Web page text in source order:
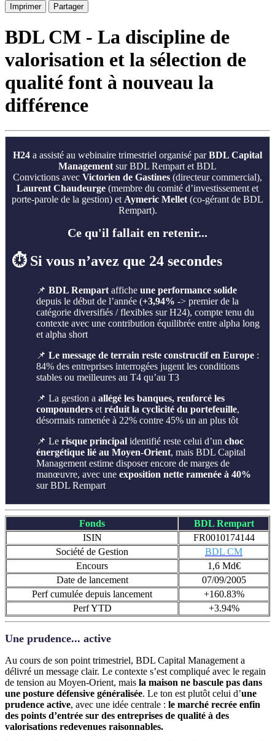
Imprimer Partager
BDL CM - La discipline de
valorisation et la sélection de
qualité font à nouveau la
différence
H24 a assisté au webinaire trimestriel organisé parBDL Capital
Management sur BDL Rempart et BDL
Convictions avec Victorien de Gastines (directeur commercial),
Laurent Chaudeurge (membre du comité d’investissement et
porte-parole de la gestion) et Aymeric Mellet (co-gérant de BDL
Rempart).
Ce qu'il fallait en retenir...
⏱️ Si vous n’avez que 24 secondes
📌 BDL Rempart affiche une performance solide
depuis le début de l’année (+3,94% -> premier de la
catégorie diversifiés / flexibles sur H24), compte tenu du
contexte avec une contribution équilibrée entre alpha long
et alpha short
📌 Le message de terrain reste constructif en Europe :
84% des entreprises interrogées jugent les conditions
stables ou meilleures au T4 qu’au T3
📌 La gestion a allégé les banques, renforcé les
compounders et réduit la cyclicité du portefeuille,
désormais ramenée à 22% contre 45% un an plus tôt
📌 Le risque principal identifié reste celui d’un choc
énergétique lié au Moyen-Orient, mais BDL Capital
Management estime disposer encore de marges de
manœuvre, avec une exposition nette ramenée à 40%
sur BDL Rempart
Fonds
BDL Rempart
ISIN
FR0010174144
Société de Gestion
BDL CM
Encours
1,6 Md€
Date de lancement
07/09/2005
Perf cumulée depuis lancement
+160.83%
Perf YTD
+3.94%
Une prudence... active
Au cours de son point trimestriel, BDL Capital Management a
délivré un message clair. Le contexte s’est compliqué avec le regain
de tension au Moyen-Orient, mais la maison ne bascule pas dans
une posture défensive généralisée. Le ton est plutôt celui d’une
prudence active, avec une idée centrale : le marché recrée enfin
des points d’entrée sur des entreprises de qualité à des
valorisations redevenues raisonnables.